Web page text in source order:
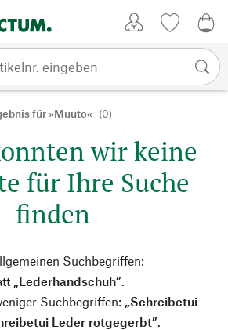
für »Muuto« (0)
wir keine
für Ihre Suche
finden
Suchbegriffen:
„Lederhandschuh”.
Suchbegriffen: „Schreibetui
Leder rotgegerbt”.